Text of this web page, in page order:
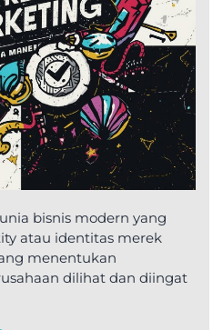
bisnis modern yang
atau identitas merek
menentukan
dilihat dan diingat